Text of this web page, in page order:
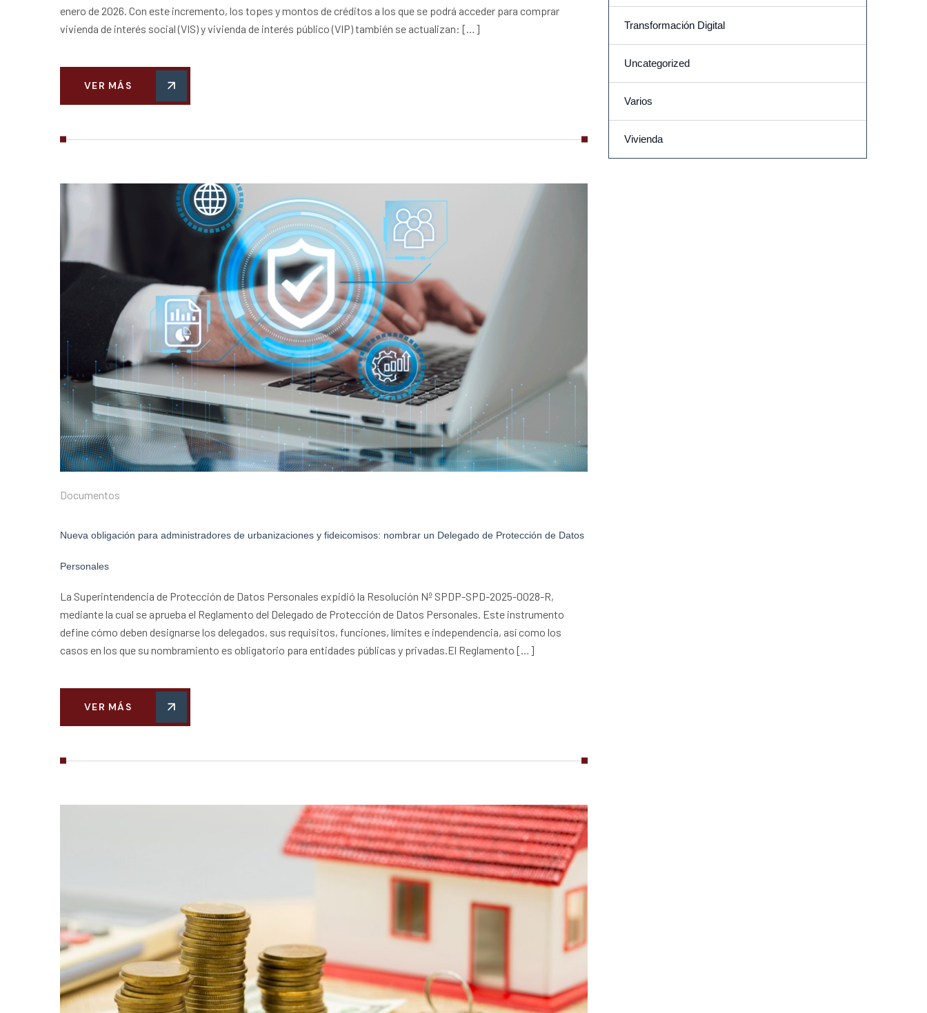
enero de 2026. Con este incremento, los topes y montos de créditos a los que se podrá acceder para comprar
vivienda de interés social (VIS) y vivienda de interés público (VIP) también se actualizan: […]
VER MÁS
Documentos
Nueva obligación para administradores de urbanizaciones y fideicomisos: nombrar un Delegado de Protección de Datos
Personales
La Superintendencia de Protección de Datos Personales expidió la Resolución Nº SPDP-SPD-2025-0028-R,
mediante la cual se aprueba el Reglamento del Delegado de Protección de Datos Personales. Este instrumento
define cómo deben designarse los delegados, sus requisitos, funciones, límites e independencia, así como los
casos en los que su nombramiento es obligatorio para entidades públicas y privadas.El Reglamento […]
VER MÁS
Transformación Digital
Uncategorized
Varios
Vivienda